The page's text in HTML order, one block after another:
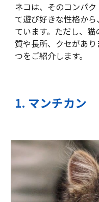
ネコは、そのコンパ
て遊び好きな性格か
ています。ただし、
質や長所、クセがあ
つをご紹介します。
1. マンチカン